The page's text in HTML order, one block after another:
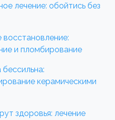
лечение: обойтись без
восстановление:
и пломбирование
керамическими
здоровья: лечение